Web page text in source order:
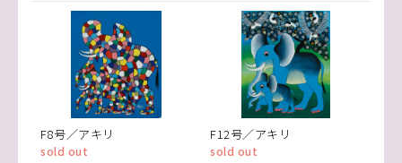
F8号／アキリ
sold out
F12号／アキリ
sold out